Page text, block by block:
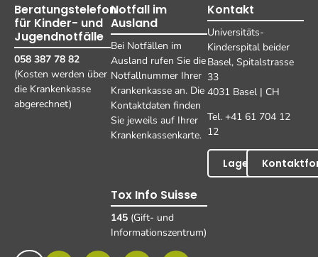
Beratungstelefon
für Kinder- und
Jugendnotfälle
058 387 78 82
(Kosten werden über
die Krankenkasse
abgerechnet)
Notfall im
Ausland
Bei Notfällen im
Ausland rufen Sie die
Notfallnummer Ihrer
Krankenkasse an. Die
Kontaktdaten finden
Sie jeweils auf Ihrer
Krankenkassenkarte.
Tox Info Suisse
145 (Gift- und
Informationszentrum)
Kontakt
Universitäts-
Kinderspital beider
Basel, Spitalstrasse
33
4031 Basel | CH
Tel. +41 61 704 12
12
Lageplan